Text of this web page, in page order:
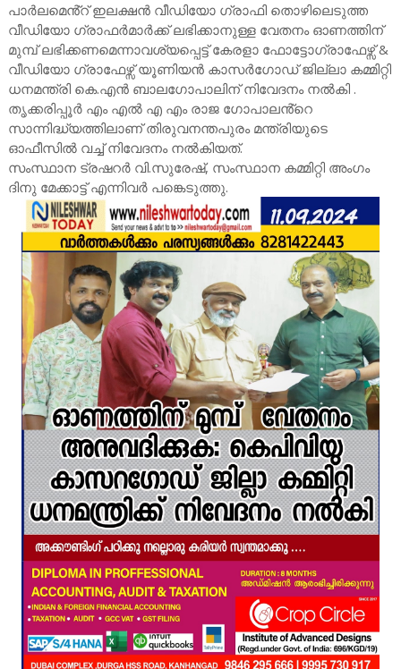
പാർലമെൻ്റ് ഇലക്ഷൻ വീഡിയോ ഗ്രാഫി തൊഴിലെടുത്ത
വീഡിയോ ഗ്രാഫർമാർക്ക് ലഭിക്കാനുള്ള വേതനം ഓണത്തിന്
മുമ്പ് ലഭിക്കണമെന്നാവശ്യപ്പെട്ട് കേരളാ ഫോട്ടോഗ്രാഫേഴ്സ് &
വീഡിയോ ഗ്രാഫേഴ്സ് യൂണിയൻ കാസർഗോഡ് ജില്ലാ കമ്മിറ്റി
ധനമന്ത്രി കെ.എൻ ബാലഗോപാലിന് നിവേദനം നൽകി .
തൃക്കരിപ്പൂർ എം എൽ എ എം രാജ ഗോപാലൻ്റെ
സാന്നിദ്ധ്യത്തിലാണ് തിരുവനന്തപുരം മന്ത്രിയുടെ
ഓഫീസിൽ വച്ച് നിവേദനം നൽകിയത്.
സംസ്ഥാന ട്രഷറർ വി.സുരേഷ്, സംസ്ഥാന കമ്മിറ്റി അംഗം
ദിനു മേക്കാട്ട് എന്നിവർ പങ്കെടുത്തു.